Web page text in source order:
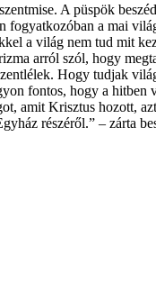
A püspök
a mai
a világ nem tud mit
arról szól, hogy
Hogy tudjak
fontos, hogy a hitben
amit Krisztus hozott,
részéről.” – zárta